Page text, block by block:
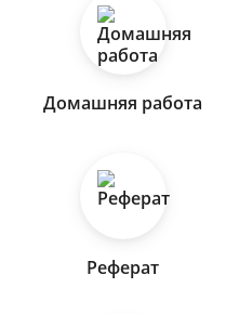
Домашняя работа
Реферат